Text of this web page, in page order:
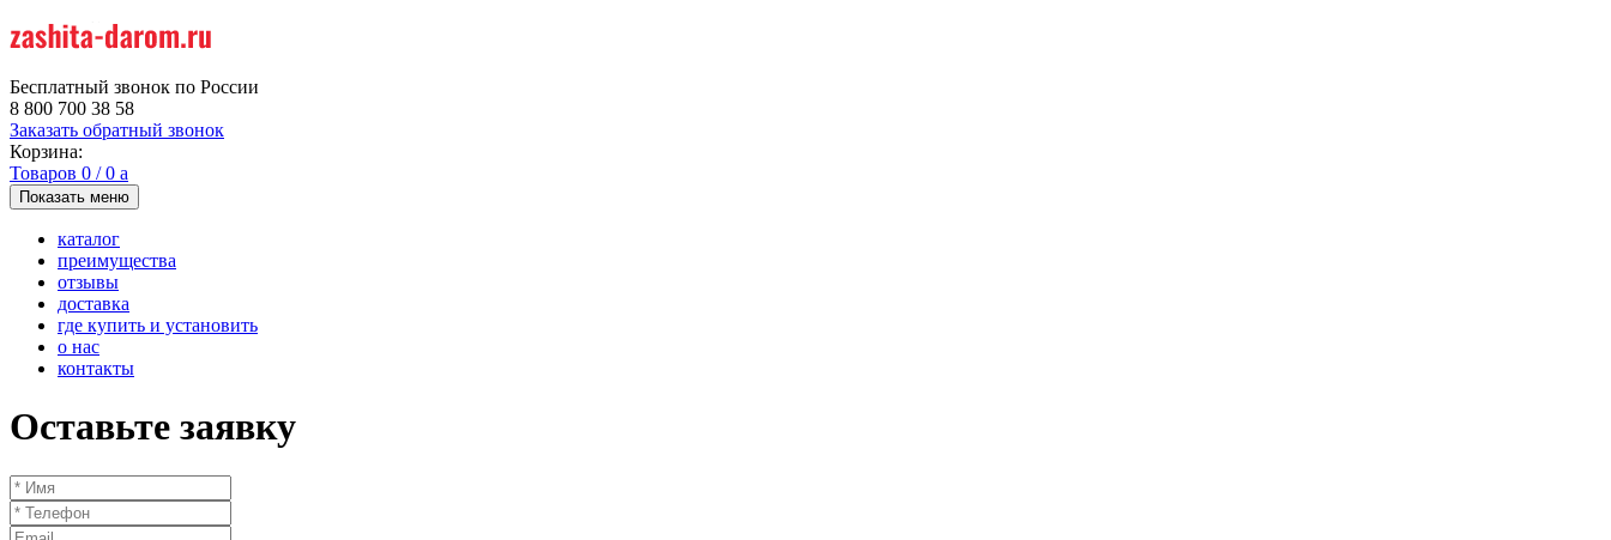
Бесплатный звонок по России
8 800 700 38 58
Заказать обратный звонок
Корзина:
Товаров 0 /0 a
Показать меню
каталог
преимущества
отзывы
доставка
где купить и установить
о нас
контакты
Оставьте заявку